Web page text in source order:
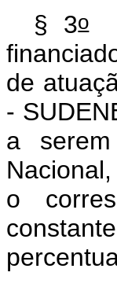
§ 3o
de
-
a
o